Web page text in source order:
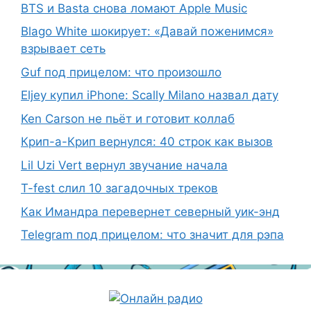
BTS и Basta снова ломают Apple Music
Blago White шокирует: «Давай поженимся»
взрывает сеть
Guf под прицелом: что произошло
Eljey купил iPhone: Scally Milano назвал дату
Ken Carson не пьёт и готовит коллаб
Крип-а-Крип вернулся: 40 строк как вызов
Lil Uzi Vert вернул звучание начала
T-fest слил 10 загадочных треков
Как Имандра перевернет северный уик-энд
Telegram под прицелом: что значит для рэпа